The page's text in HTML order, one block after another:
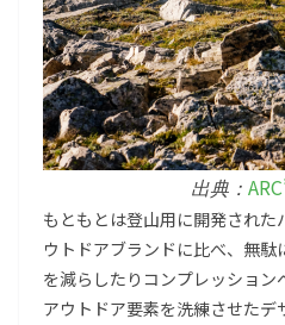
出典：
もともとは登山用に開発された
ウトドアブランドに比べ、無駄
を減らしたりコンプレッション
アウトドア要素を洗練させたデ